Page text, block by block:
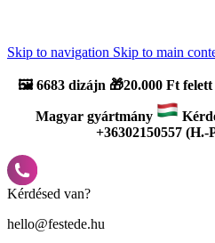
Skip to navigation Skip to main
🖼️6683 dizájn 🎁20.000 Ft
Magyar gyártmány
+36302150557 (H.-
Kérdésed van?
hello@festede.hu